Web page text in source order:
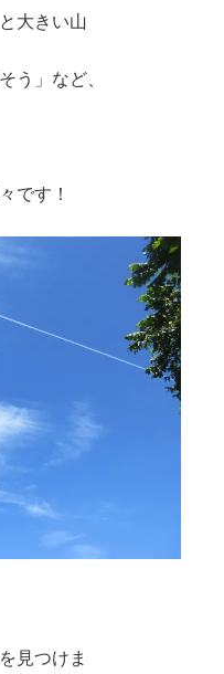
大きい山
う」など、
です！
見つけま